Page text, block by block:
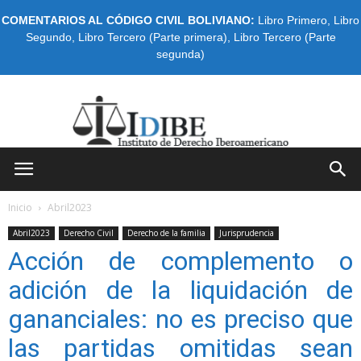
COMENTARIOS AL CÓDIGO CIVIL BOLIVIANO: Libro Primero Libro
Segundo, Libro Tercero (Parte primera)
Libro Tercero (Parte
segunda)
Inicio Abril2023
Abril2023 Derecho Civil Derecho de la familia Jurisprudencia
Acción de complemento o
adición de la liquidación de
gananciales: no es preciso que
las partidas omitidas sean